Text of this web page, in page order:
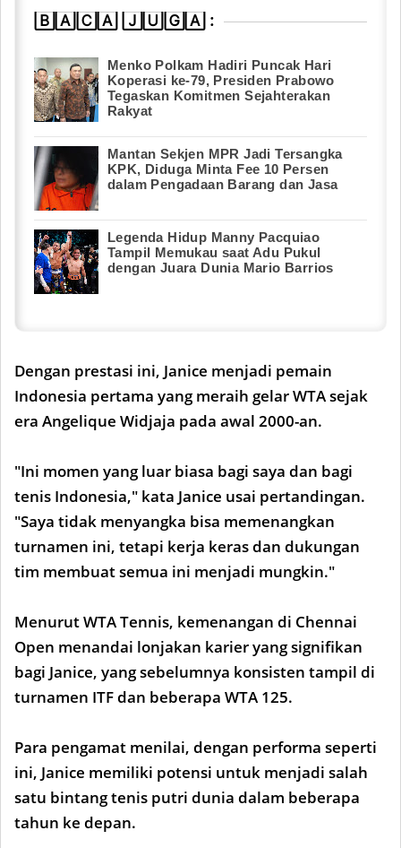
🄱🄰🄲🄰 🄹🅄🄶🄰 :
Menko Polkam Hadiri Puncak Hari
Koperasi ke-79, Presiden Prabowo
Tegaskan Komitmen Sejahterakan
Rakyat
Mantan Sekjen MPR Jadi Tersangka
KPK, Diduga Minta Fee 10 Persen
dalam Pengadaan Barang dan Jasa
Legenda Hidup Manny Pacquiao
Tampil Memukau saat Adu Pukul
dengan Juara Dunia Mario Barrios
Dengan prestasi ini, Janice menjadi pemain
Indonesia pertama yang meraih gelar WTA sejak
era Angelique Widjaja pada awal 2000-an.
"Ini momen yang luar biasa bagi saya dan bagi
tenis Indonesia," kata Janice usai pertandingan.
"Saya tidak menyangka bisa memenangkan
turnamen ini, tetapi kerja keras dan dukungan
tim membuat semua ini menjadi mungkin."
Menurut WTA Tennis, kemenangan di Chennai
Open menandai lonjakan karier yang signifikan
bagi Janice, yang sebelumnya konsisten tampil di
turnamen ITF dan beberapa WTA 125.
Para pengamat menilai, dengan performa seperti
ini, Janice memiliki potensi untuk menjadi salah
satu bintang tenis putri dunia dalam beberapa
tahun ke depan.